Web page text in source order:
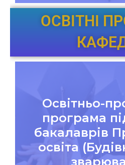
ОСВІТНІ
Освітньо-
програма
бакалаврів
освіта